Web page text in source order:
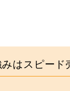
はスピード